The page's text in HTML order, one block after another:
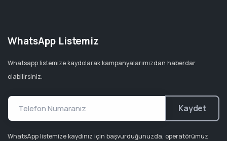
WhatsApp Listemiz
Whatsapp listemize kaydolarak kampanyalarımızdan haberdar
olabilirsiniz.
Kaydet
WhatsApp listemize kaydınız için başvurduğunuzda, operatörümüz